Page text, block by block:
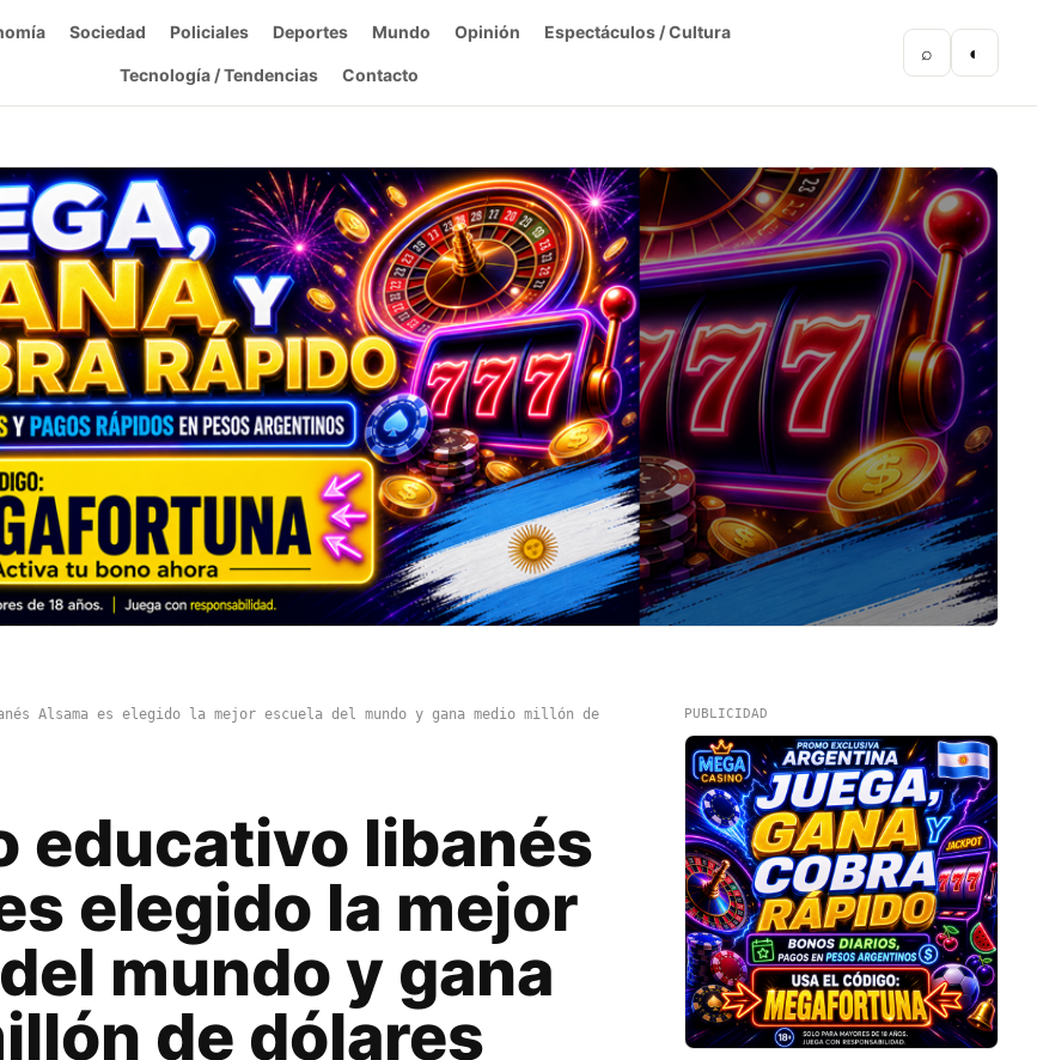
Sociedad Policiales Deportes Mundo Opinión Espectáculos / Cultura
Tecnología / Tendencias Contacto
⌕ ◐
Alsama es elegido la mejor escuela del mundo y gana medio millón de
educativo libanés
elegido la mejor
mundo y gana
de dólares
PUBLICIDAD